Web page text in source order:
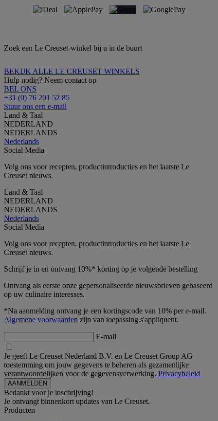
Zoek een Le Creuset-winkel bij u in de buurt
BEKIJK ALLE LE CREUSET WINKELS
Hulp nodig? Neem contact op
BEL ONS
+31 (0) 76 201 52 85
Stuur ons een e-mail
Land & Taal
NEDERLAND
NEDERLANDS
Nederlands
Social Media
Volg ons voor recepten, productintroducties en het laatste Le
Creuset nieuws.
Land & Taal
NEDERLAND
NEDERLANDS
Nederlands
Social Media
Volg ons voor recepten, productintroducties en het laatste Le
Creuset nieuws.
Schrijf je in en ontvang 10%* korting op je volgende bestelling
Ontvang als eerste onze gepersonaliseerde nieuwsbrieven gebaseerd
op uw culinaire interesses.
*Na aanmelding ontvang je een kortingscode van 10% per e-mail.
Algemene voorwaarden zijn van toepassing.s'appliquent.
E-mail
Je geeft Le Creuset Nederland B.V. en Le Creuset Group AG
toestemming om jouw gegevens te beheren als gezamenlijke
verantwoordelijken voor de gegevensverwerking. Privacybeleid
Bedankt voor je inschrijving!
Je ontvangt binnenkort updates van Le Creuset.
Producten